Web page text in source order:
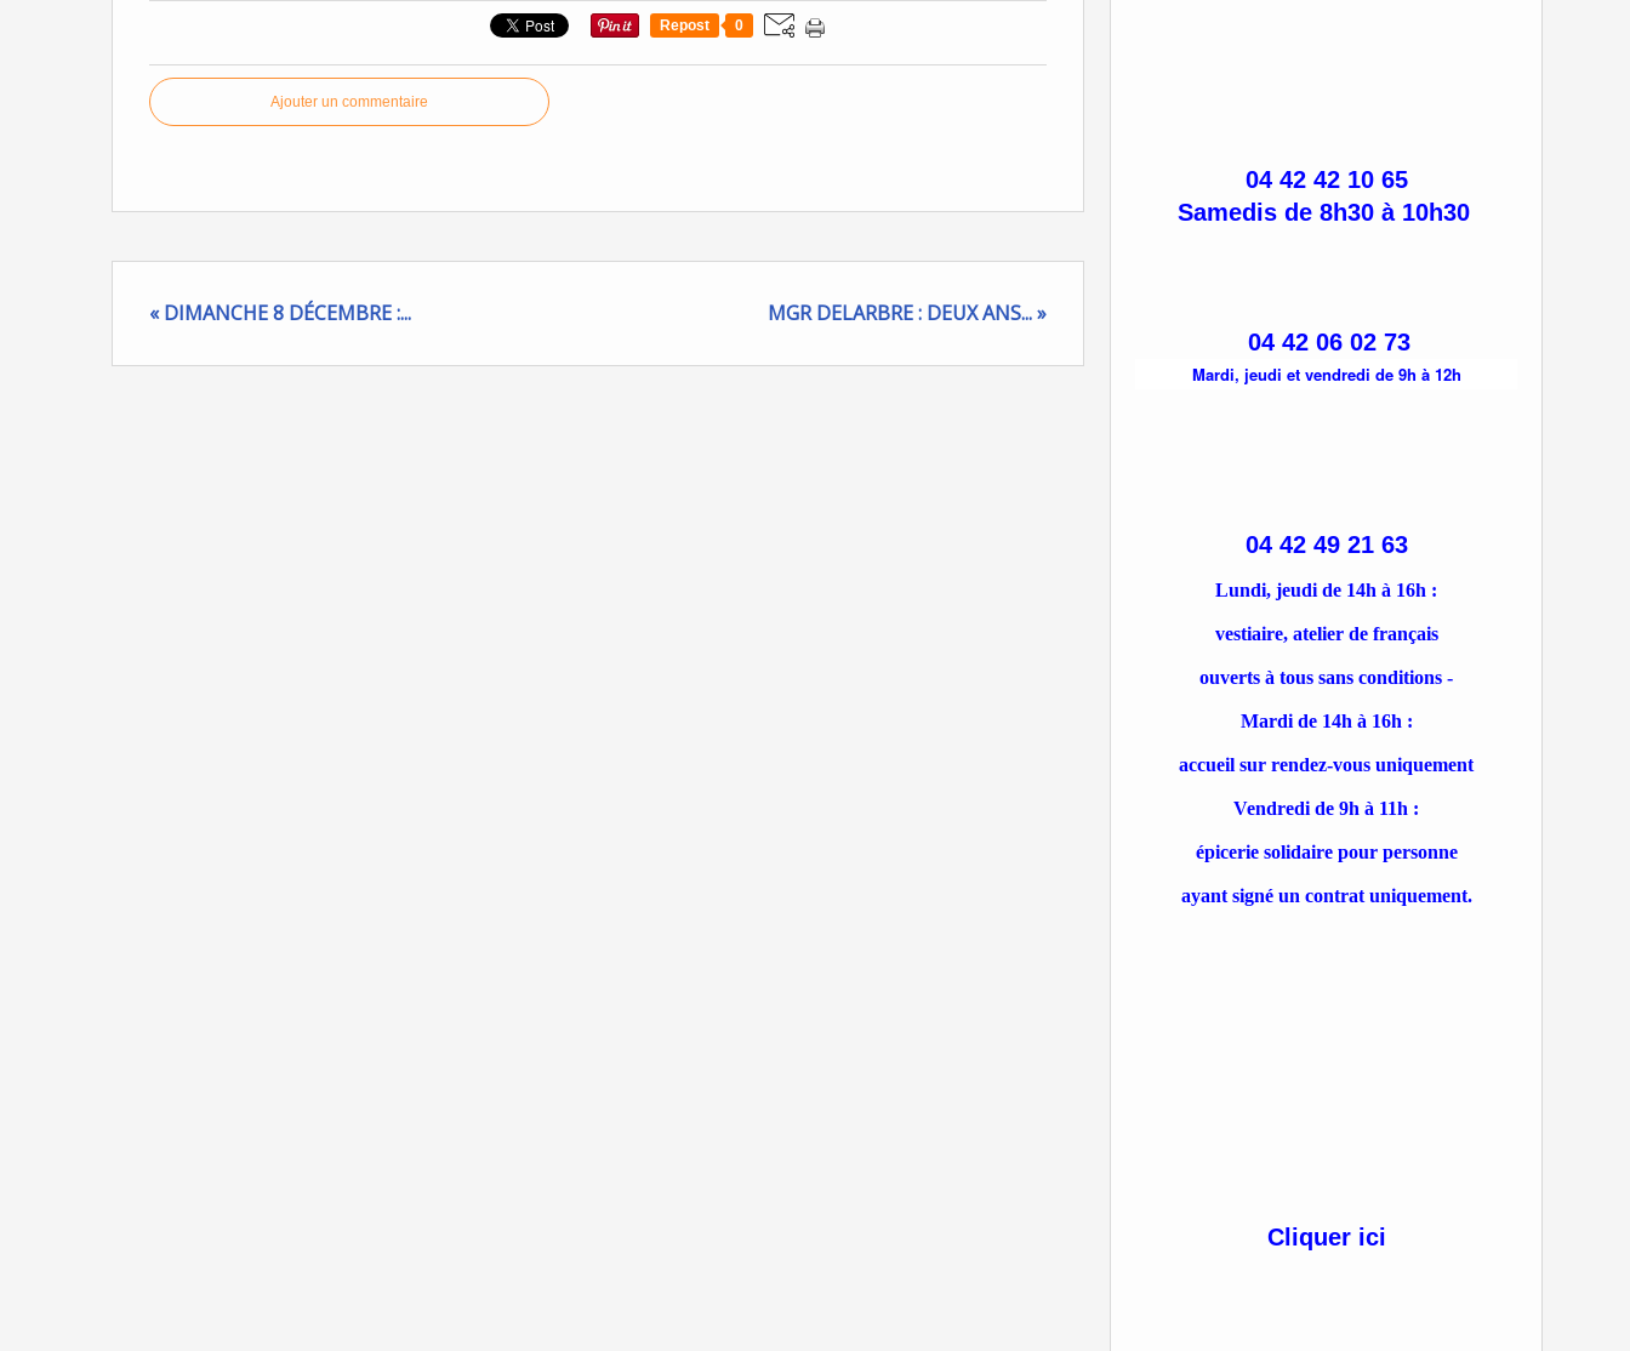
04 42 42 10 65
Samedis de 8h30 à 10h30
04 42 06 02 73
Mardi, jeudi et vendredi de 9h à 12h
04 42 49 21 63
Lundi, jeudi de 14h à 16h :
vestiaire, atelier de français
ouverts à tous sans conditions -
Mardi de 14h à 16h :
accueil sur rendez-vous uniquement
Vendredi de 9h à 11h :
épicerie solidaire pour personne
ayant signé un contrat uniquement.
Cliquer ici
Repost 0
Ajouter un commentaire
« DIMANCHE 8 DÉCEMBRE :... MGR DELARBRE : DEUX ANS... »